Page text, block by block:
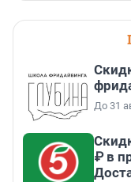
До 31
₽ в